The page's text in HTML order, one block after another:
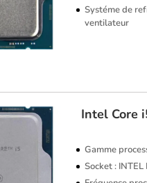
Systéme de
ventilateur
Intel Core
Gamme
Socket :